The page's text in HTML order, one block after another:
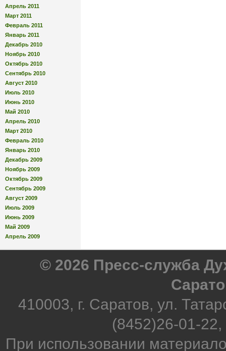
Апрель 2011
Март 2011
Февраль 2011
Январь 2011
Декабрь 2010
Ноябрь 2010
Октябрь 2010
Сентябрь 2010
Август 2010
Июль 2010
Июнь 2010
Май 2010
Апрель 2010
Март 2010
Февраль 2010
Январь 2010
Декабрь 2009
Ноябрь 2009
Октябрь 2009
Сентябрь 2009
Август 2009
Июль 2009
Июнь 2009
Май 2009
Апрель 2009
© 2026 Пресс-служба
410003, г. Саратов, ул.
(8452)26-01-
При использовании